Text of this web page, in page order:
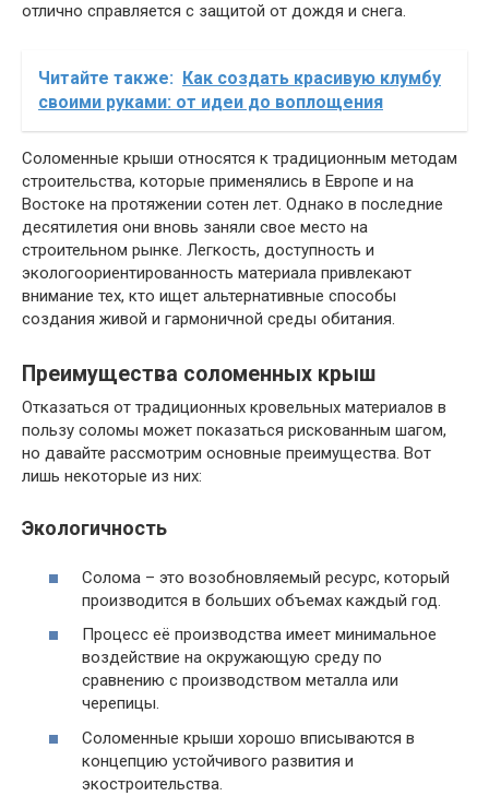
отлично справляется с защитой от дождя и снега.
Читайте также: Как создать красивую клумбу
своими руками: от идеи до воплощения
Соломенные крыши относятся к традиционным методам
строительства, которые применялись в Европе и на
Востоке на протяжении сотен лет. Однако в последние
десятилетия они вновь заняли свое место на
строительном рынке. Легкость, доступность и
экологоориентированность материала привлекают
внимание тех, кто ищет альтернативные способы
создания живой и гармоничной среды обитания.
Преимущества соломенных крыш
Отказаться от традиционных кровельных материалов в
пользу соломы может показаться рискованным шагом,
но давайте рассмотрим основные преимущества. Вот
лишь некоторые из них:
Экологичность
Солома – это возобновляемый ресурс, который
производится в больших объемах каждый год.
Процесс её производства имеет минимальное
воздействие на окружающую среду по
сравнению с производством металла или
черепицы.
Соломенные крыши хорошо вписываются в
концепцию устойчивого развития и
экостроительства.